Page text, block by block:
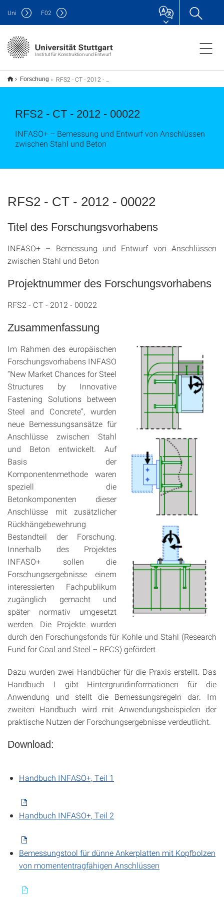
Institut für Konstruktion und Entwurf
Uni F02
Forschung RFS2 - CT - 2012 - 00022
RFS2 - CT - 2012 - 00022
INFASO+ – Bemessung und Entwurf von Anschlüssen
zwischen Stahl und Beton
RFS2 - CT - 2012 - 00022
Titel des Forschungsvorhabens
INFASO+ – Bemessung und Entwurf von Anschlüssen
zwischen Stahl und Beton
Projektnummer des Forschungsvorhabens
RFS2 - CT - 2012 - 00022
Zusammenfassung
Im Rahmen des europäischen
Forschungsvorhabens INFASO
“New Market Chances for Steel
Structures by Innovative
Fastening Solutions between
Steel and Concrete”, wurden
neue Bemessungsansätze für
Anschlüsse zwischen Stahl
und Beton entwickelt. Auf
Basis der
Komponentenmethode waren
speziell die
Betonkomponenten dieser
Anschlüsse mit zusätzlicher
Rückhängebewehrung
Bestandteil der Forschung.
Innerhalb des Projektes
INFASO+ sollen die
Forschungsergebnisse einem
interessierten Fachpublikum
zugänglich gemacht und
später normativ umgesetzt
werden. Die Projekte wurden
durch den Forschungsfonds für Kohle und Stahl (Research
Fund for Coal and Steel – RFCS) gefördert.
Dazu wurden zwei Handbücher für die Praxis erstellt. Das
Handbuch I gibt Hintergrundinformationen für die
Anwendung und stellt die Bemessungsregeln dar. Im
zweiten Handbuch wird mit Anwendungsbeispielen der
praktische Nutzen der Forschungsergebnisse verdeutlicht.
Download:
Handbuch INFASO+, Teil 1
Handbuch INFASO+, Teil 2
Bemessungstool für dünne Ankerplatten mit Kopfbolzen
von momententragfähigen Anschlüssen